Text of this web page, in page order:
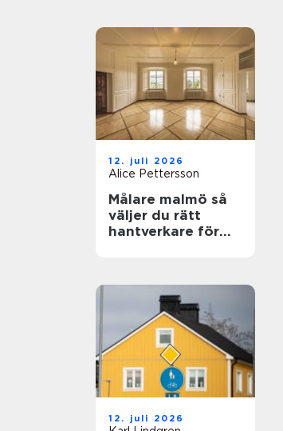
12. juli 2026
Alice Pettersson
Målare malmö så
väljer du rätt
hantverkare för
12. juli 2026